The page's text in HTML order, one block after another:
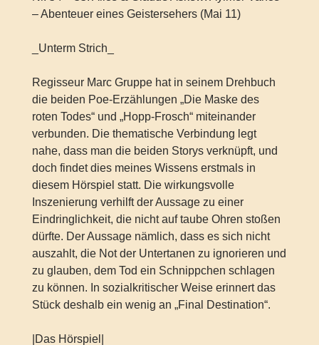
– Abenteuer eines Geistersehers (Mai 11)
_Unterm Strich_
Regisseur Marc Gruppe hat in seinem Drehbuch
die beiden Poe-Erzählungen „Die Maske des
roten Todes“ und „Hopp-Frosch“ miteinander
verbunden. Die thematische Verbindung legt
nahe, dass man die beiden Storys verknüpft, und
doch findet dies meines Wissens erstmals in
diesem Hörspiel statt. Die wirkungsvolle
Inszenierung verhilft der Aussage zu einer
Eindringlichkeit, die nicht auf taube Ohren stoßen
dürfte. Der Aussage nämlich, dass es sich nicht
auszahlt, die Not der Untertanen zu ignorieren und
zu glauben, dem Tod ein Schnippchen schlagen
zu können. In sozialkritischer Weise erinnert das
Stück deshalb ein wenig an „Final Destination“.
|Das Hörspiel|